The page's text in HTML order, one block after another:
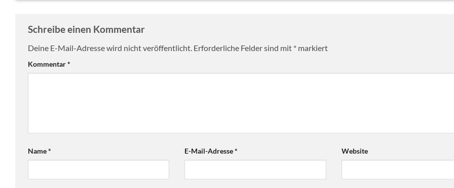
Schreibe einen Kommentar
Deine E-Mail-Adresse wird nicht veröffentlicht. Erforderliche Felder sind mit * markiert
Kommentar*
Name* E-Mail-Adresse* Website